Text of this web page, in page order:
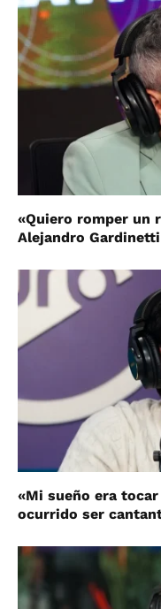
«Quiero romper un
Alejandro Gardinetti
«Mi sueño era
ocurrido ser